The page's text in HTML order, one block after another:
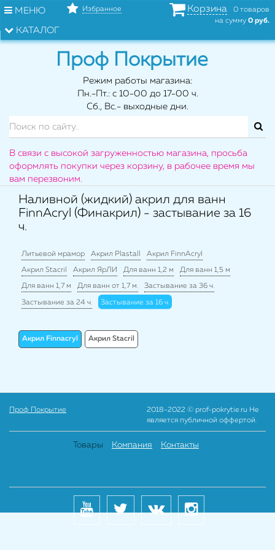
МЕНЮ
КАТАЛОГ
Избранное Корзина
0 товаров
на сумму 0 руб.
Проф Покрытие
Режим работы магазина:
Пн.-Пт.: с 10-00 до 17-00 ч.
Сб., Вс.- выходные дни.
В связи с высокой загруженностью магазина, просьба
оформлять покупки через корзину, в рабочее время мы
вам перезвоним.
Наливной (жидкий) акрил для ванн
FinnAcryl (Финакрил) - застывание за 16
ч.
Литьевой мрамор Акрил Plastall Акрил FinnAcryl
Акрил Stacril Акрил ЯрЛИ Для ванн 1,2 м Для ванн 1,5 м
Для ванн 1,7 м Для ванн от 1,7 м. Застывание за 36 ч.
Застывание за 24 ч. Застывание за 16 ч.
Акрил Finnacryl Акрил Stacril
Проф Покрытие
2018-2022 © prof-pokrytie.ru Не
является публичной оффертой.
Товары Компания Контакты